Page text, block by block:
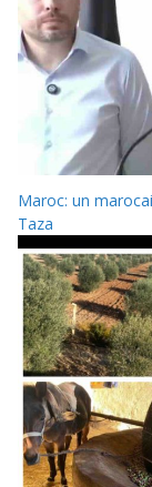
Maroc: un
Taza